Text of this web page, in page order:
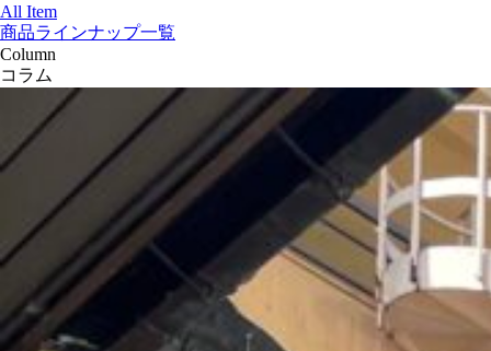
All Item
商品ラインナップ一覧
Column
コラム